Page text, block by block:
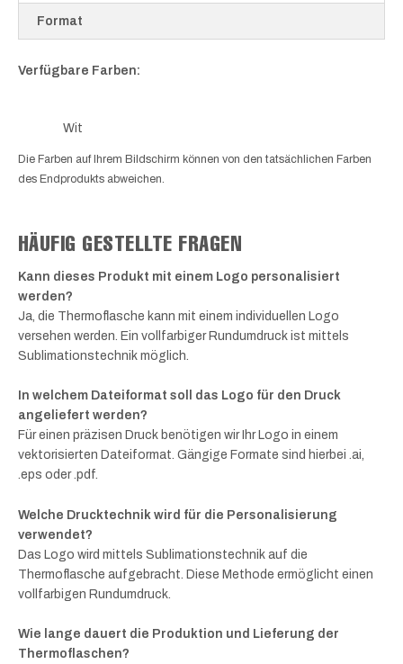
Format
Verfügbare Farben:
Wit
Die Farben auf Ihrem Bildschirm können von den tatsächlichen Farben
des Endprodukts abweichen.
HÄUFIG GESTELLTE FRAGEN
Kann dieses Produkt mit einem Logo personalisiert
werden?
Ja, die Thermoflasche kann mit einem individuellen Logo
versehen werden. Ein vollfarbiger Rundumdruck ist mittels
Sublimationstechnik möglich.
In welchem Dateiformat soll das Logo für den Druck
angeliefert werden?
Für einen präzisen Druck benötigen wir Ihr Logo in einem
vektorisierten Dateiformat. Gängige Formate sind hierbei .ai,
.eps oder .pdf.
Welche Drucktechnik wird für die Personalisierung
verwendet?
Das Logo wird mittels Sublimationstechnik auf die
Thermoflasche aufgebracht. Diese Methode ermöglicht einen
vollfarbigen Rundumdruck.
Wie lange dauert die Produktion und Lieferung der
Thermoflaschen?